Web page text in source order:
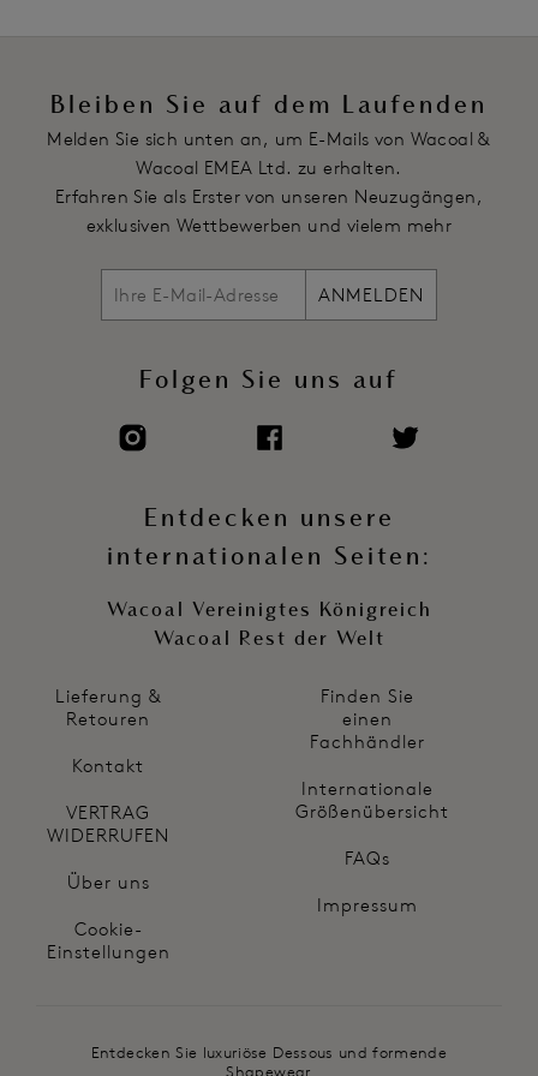
Lieferung &
Retouren
Kontakt
VERTRAG
WIDERRUFEN
Über uns
Cookie-
Einstellungen
Bleiben Sie auf dem Laufenden
Melden Sie sich unten an, um E-Mails von Wacoal &
Wacoal EMEA Ltd. zu erhalten.
Erfahren Sie als Erster von unseren Neuzugängen,
exklusiven Wettbewerben und vielem mehr
ANMELDEN
Folgen Sie uns auf
Entdecken unsere
internationalen Seiten:
Wacoal Vereinigtes Königreich
Wacoal Rest der Welt
Finden Sie
einen
Fachhändler
Internationale
Größenübersicht
FAQs
Impressum
Entdecken Sie luxuriöse Dessous und formende
Shapewear